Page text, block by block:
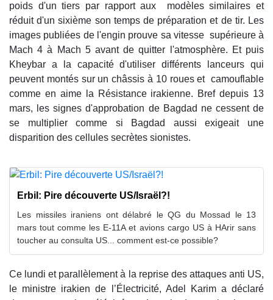
poids d'un tiers par rapport aux modèles similaires et
réduit d'un sixième son temps de préparation et de tir. Les
images publiées de l'engin prouve sa vitesse supérieure à
Mach 4 à Mach 5 avant de quitter l'atmosphère. Et puis
Kheybar a la capacité d'utiliser différents lanceurs qui
peuvent montés sur un châssis à 10 roues et camouflable
comme en aime la Résistance irakienne. Bref depuis 13
mars, les signes d'approbation de Bagdad ne cessent de
se multiplier comme si Bagdad aussi exigeait une
disparition des cellules secrètes sionistes.
Erbil: Pire découverte US/Israël?!
Les missiles iraniens ont délabré le QG du Mossad le 13
mars tout comme les E-11A et avions cargo US à HArir sans
toucher au consulta US... comment est-ce possible?
Ce lundi et parallèlement à la reprise des attaques anti US,
le ministre irakien de l’Électricité, Adel Karim a déclaré